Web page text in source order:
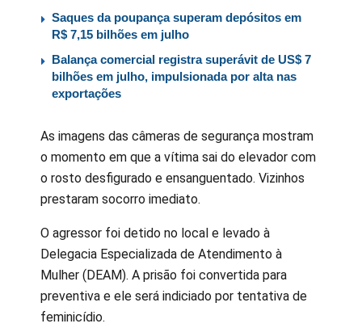
Saques da poupança superam depósitos em
R$ 7,15 bilhões em julho
Balança comercial registra superávit de US$ 7
bilhões em julho, impulsionada por alta nas
exportações
As imagens das câmeras de segurança mostram
o momento em que a vítima sai do elevador com
o rosto desfigurado e ensanguentado. Vizinhos
prestaram socorro imediato.
O agressor foi detido no local e levado à
Delegacia Especializada de Atendimento à
Mulher (DEAM). A prisão foi convertida para
preventiva e ele será indiciado por tentativa de
feminicídio.